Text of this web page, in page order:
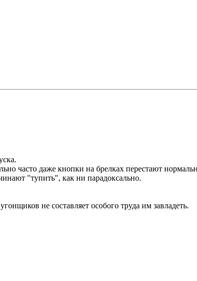
часто даже кнопки на брелках перестают
"тупить", как ни парадоксально.
не составляет особого труда им завладеть.